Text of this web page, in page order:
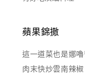
蘋果錦撒
這一道菜也是娜
肉末快炒雲南辣